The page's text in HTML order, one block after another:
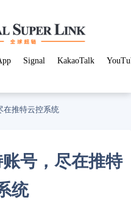
Signal KakaoTalk
在推特云控系统
号，尽在推特
统